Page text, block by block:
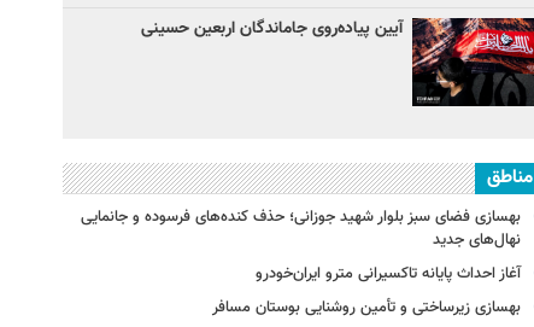
آیین پیاده‌روی جاماندگان اربعین حسینی
مناطق
بهسازی فضای سبز بلوار شهید جوزانی؛ حذف کنده‌های فرسوده و جانمایی
نهال‌های جدید
آغاز احداث پایانه تاکسیرانی مترو ایران‌خودرو
بهسازی زیرساختی و تأمین روشنایی بوستان مسافر